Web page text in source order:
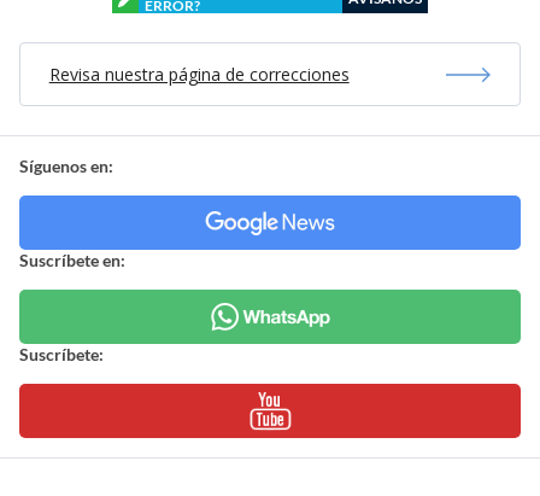
ERROR?
Revisa nuestra página de correcciones
Síguenos en:
Suscríbete en:
Suscríbete: